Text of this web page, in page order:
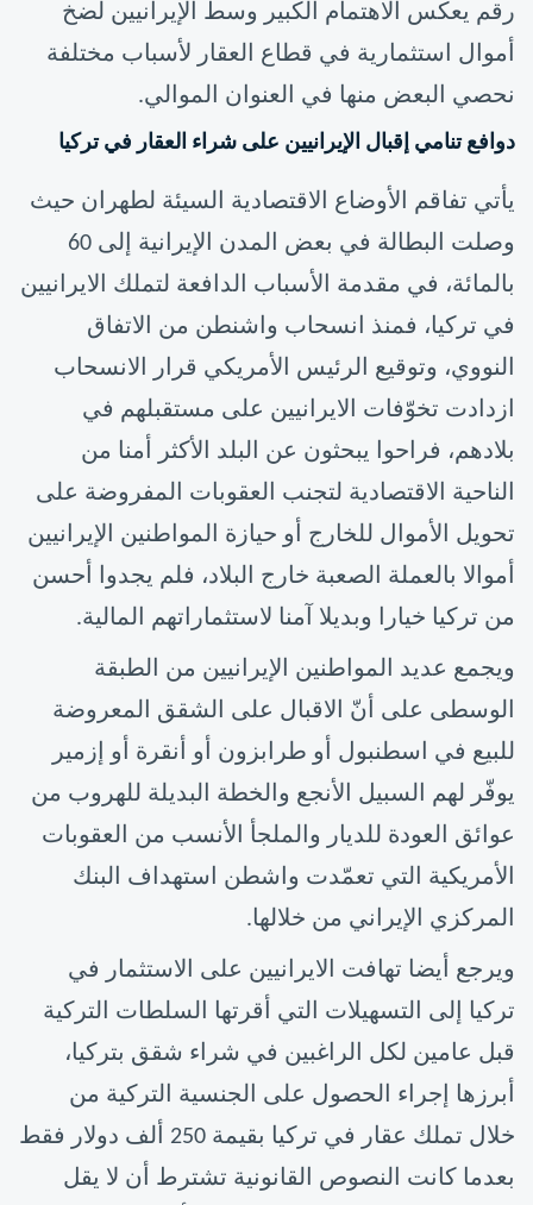
رقم يعكس الاهتمام الكبير وسط الإيرانيين لضخ
أموال استثمارية في قطاع العقار لأسباب مختلفة
نحصي البعض منها في العنوان الموالي.
دوافع تنامي إقبال الإيرانيين على شراء العقار في تركيا
يأتي تفاقم الأوضاع الاقتصادية السيئة لطهران حيث
وصلت البطالة في بعض المدن الإيرانية إلى 60
بالمائة، في مقدمة الأسباب الدافعة لتملك الايرانيين
في تركيا، فمنذ انسحاب واشنطن من الاتفاق
النووي، وتوقيع الرئيس الأمريكي قرار الانسحاب
ازدادت تخوّفات الايرانيين على مستقبلهم في
بلادهم، فراحوا يبحثون عن البلد الأكثر أمنا من
الناحية الاقتصادية لتجنب العقوبات المفروضة على
تحويل الأموال للخارج أو حيازة المواطنين الإيرانيين
أموالا بالعملة الصعبة خارج البلاد، فلم يجدوا أحسن
من تركيا خيارا وبديلا آمنا لاستثماراتهم المالية.
ويجمع عديد المواطنين الإيرانيين من الطبقة
الوسطى على أنّ الاقبال على الشقق المعروضة
للبيع في اسطنبول أو طرابزون أو أنقرة أو إزمير
يوفّر لهم السبيل الأنجع والخطة البديلة للهروب من
عوائق العودة للديار والملجأ الأنسب من العقوبات
الأمريكية التي تعمّدت واشطن استهداف البنك
المركزي الإيراني من خلالها.
ويرجع أيضا تهافت الايرانيين على الاستثمار في
تركيا إلى التسهيلات التي أقرتها السلطات التركية
قبل عامين لكل الراغبين في شراء شقق بتركيا،
أبرزها إجراء الحصول على الجنسية التركية من
خلال تملك عقار في تركيا بقيمة 250 ألف دولار فقط
بعدما كانت النصوص القانونية تشترط أن لا يقل